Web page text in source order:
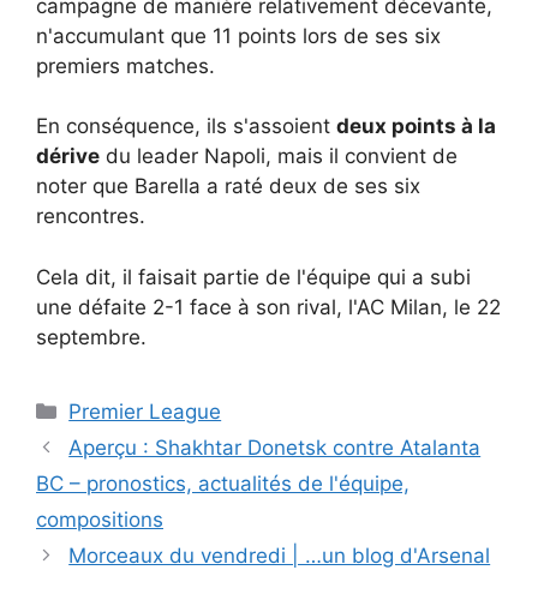
campagne de manière relativement décevante,
n'accumulant que 11 points lors de ses six
premiers matches.
En conséquence, ils s'assoient deux points à la
dérive du leader Napoli, mais il convient de
noter que Barella a raté deux de ses six
rencontres.
Cela dit, il faisait partie de l'équipe qui a subi
une défaite 2-1 face à son rival, l'AC Milan, le 22
septembre.
Catégories
Premier League
Aperçu : Shakhtar Donetsk contre Atalanta
BC – pronostics, actualités de l'équipe,
compositions
Morceaux du vendredi | …un blog d'Arsenal